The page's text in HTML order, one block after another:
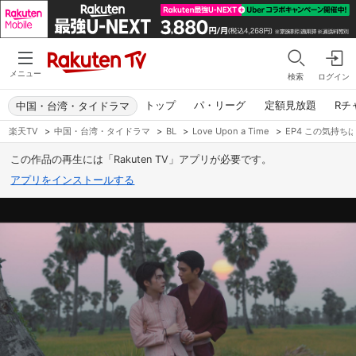
メニュー 検索 ログイン
トップ パ・リーグ 定額見放題 Rチ
中国・台湾・タイドラマ
楽天TV > 中国・台湾・タイドラマ > BL > Love Upon a Time > EP4 この気持ち
この作品の再生には「Rakuten TV」アプリが必要です。
アプリをインストールする